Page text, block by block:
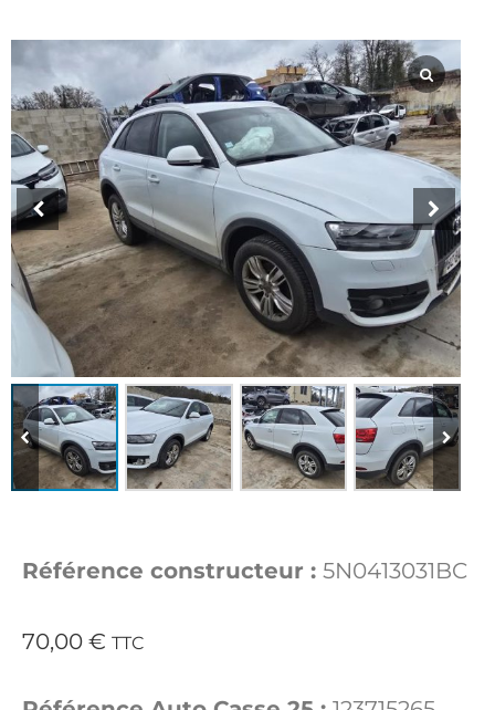
Référence constructeur : 5N0413031BC
70,00 € TTC